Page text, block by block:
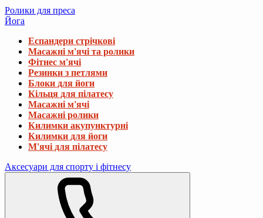
Ролики для преса
Йога
Еспандери стрічкові
Масажні м'ячі та ролики
Фітнес м'ячі
Резинки з петлями
Блоки для йоги
Кільця для пілатесу
Масажні м'ячі
Масажні ролики
Килимки акупунктурні
Килимки для йоги
М'ячі для пілатесу
Аксесуари для спорту і фітнесу